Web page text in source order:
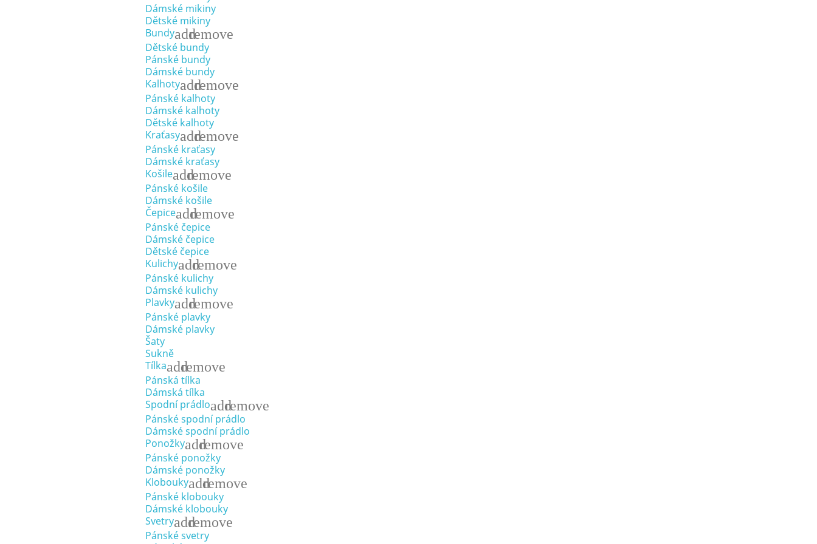
Dámské mikiny
Dětské mikiny
Bundyaddremove
Dětské bundy
Pánské bundy
Dámské bundy
Kalhotyaddremove
Pánské kalhoty
Dámské kalhoty
Dětské kalhoty
Kraťasyaddremove
Pánské kraťasy
Dámské kraťasy
Košileaddremove
Pánské košile
Dámské košile
Čepiceaddremove
Pánské čepice
Dámské čepice
Dětské čepice
Kulichyaddremove
Pánské kulichy
Dámské kulichy
Plavkyaddremove
Pánské plavky
Dámské plavky
Šaty
Sukně
Tílkaaddremove
Pánská tílka
Dámská tílka
Spodní prádloaddremove
Pánské spodní prádlo
Dámské spodní prádlo
Ponožkyaddremove
Pánské ponožky
Dámské ponožky
Kloboukyaddremove
Pánské klobouky
Dámské klobouky
Svetryaddremove
Pánské svetry